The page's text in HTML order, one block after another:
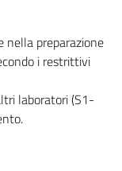
nella preparazione
i restrittivi
laboratori (S1-